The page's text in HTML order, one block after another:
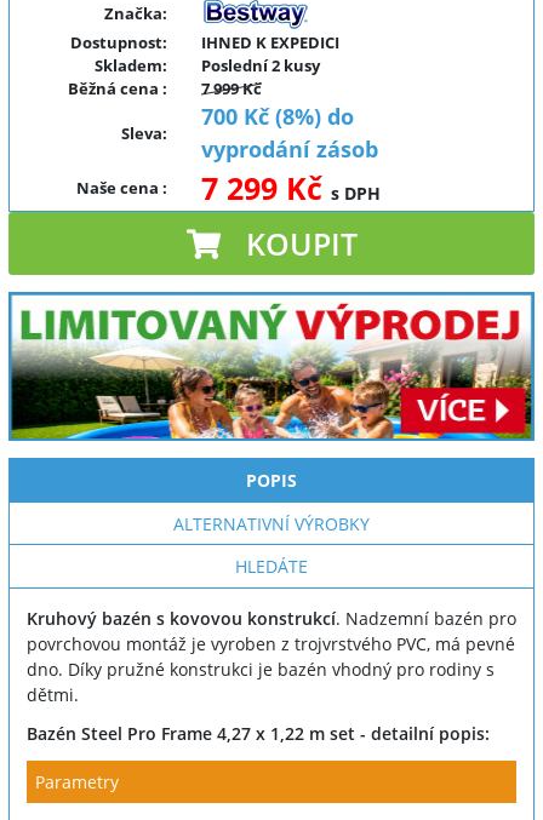
Značka:
Dostupnost:
IHNED K EXPEDICI
Skladem:
Poslední 2 kusy
Běžná cena : 7 999 Kč
Sleva:
700 Kč (8%) do
vyprodání zásob
Naše cena : 7 299 Kč s DPH
KOUPIT
POPIS
ALTERNATIVNÍ VÝROBKY
HLEDÁTE
Kruhový bazén s kovovou konstrukcí. Nadzemní bazén pro
povrchovou montáž je vyroben z trojvrstvého PVC, má pevné
dno. Díky pružné konstrukci je bazén vhodný pro rodiny s
dětmi.
Bazén Steel Pro Frame 4,27 x 1,22 m set - detailní popis:
Parametry